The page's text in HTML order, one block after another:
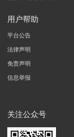
用户帮助
平台公告
法律声明
免责声明
信息举报
关注公众号